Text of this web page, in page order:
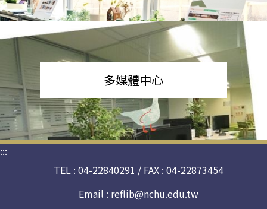
多媒體中心
:::
TEL : 04-22840291 / FAX : 04-22873454
Email : reflib@nchu.edu.tw